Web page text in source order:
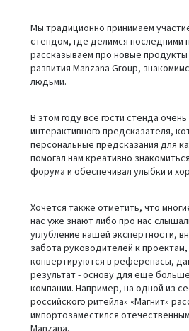
Мы традиционно принимаем
стендом, где делимся последними
рассказываем про новые продукты
развития Manzana Group,
людьми.
В этом году все гости стенда
интерактивного предсказателя,
персональные предсказания для
помогал нам креативно
форума и обеспечивал улыбки и
Хочется также отметить, что
нас уже знают либо про нас
углубление нашей экспертности,
забота руководителей к
конвертируются в референасы,
результат - основу для еще
компании. Например, на одной из
российского ритейла» «Магнит»
импортозаместился